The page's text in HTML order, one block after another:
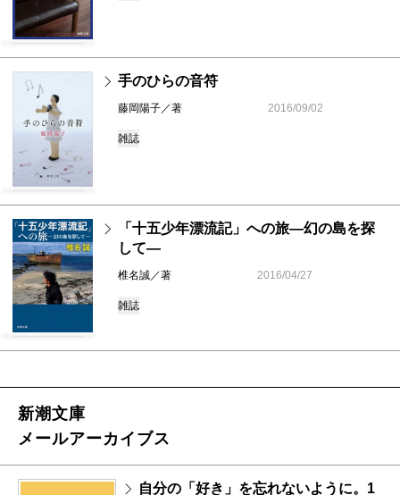
手のひらの音符
藤岡陽子／著 2016/09/02
雑誌
「十五少年漂流記」への旅―幻の島を探
して―
椎名誠／著 2016/04/27
雑誌
新潮文庫
メールアーカイブス
自分の「好き」を忘れないように。1